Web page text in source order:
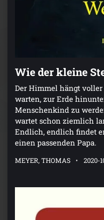
Wie der kleine
Der Himmel hängt
warten, zur Erde
Menschenkind zu
wartet schon ziemlich
Endlich, endlich findet
einen passenden Papa.
MEYER, THOMAS 2020-